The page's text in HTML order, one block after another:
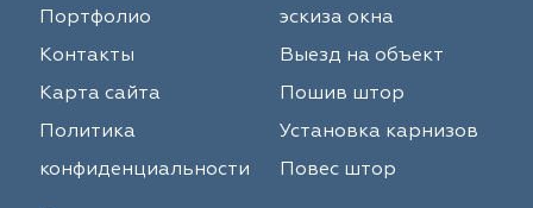
Портфолио
Контакты
Карта сайта
Политика
конфиденциальности
эскиза окна
Выезд на объект
Пошив штор
Установка карнизов
Повес штор